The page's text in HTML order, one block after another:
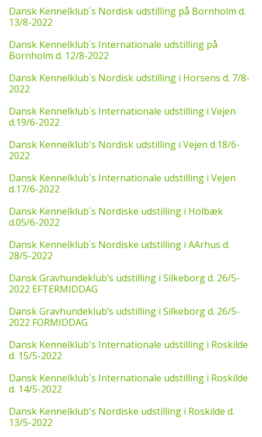
Dansk Kennelklub´s Nordisk udstilling på Bornholm d.
13/8-2022
Dansk Kennelklub´s Internationale udstilling på
Bornholm d. 12/8-2022
Dansk Kennelklub´s Nordisk udstilling i Horsens d. 7/8-
2022
Dansk Kennelklub´s Internationale udstilling i Vejen
d.19/6-2022
Dansk Kennelklub's Nordisk udstilling i Vejen d.18/6-
2022
Dansk Kennelklub´s Internationale udstilling i Vejen
d.17/6-2022
Dansk Kennelklub´s Nordiske udstilling i Holbæk
d.05/6-2022
Dansk Kennelklub´s Nordiske udstilling i AArhus d.
28/5-2022
Dansk Gravhundeklub’s udstilling i Silkeborg d. 26/5-
2022 EFTERMIDDAG
Dansk Gravhundeklub’s udstilling i Silkeborg d. 26/5-
2022 FORMIDDAG
Dansk Kennelklub's Internationale udstilling i Roskilde
d. 15/5-2022
Dansk Kennelklub´s Internationale udstilling i Roskilde
d. 14/5-2022
Dansk Kennelklub's Nordiske udstilling i Roskilde d.
13/5-2022